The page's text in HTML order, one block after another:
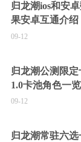
归龙潮ios和安
果安卓互通介绍
09-12
归龙潮公测限
1.0卡池角色一览
09-12
归龙潮常驻六